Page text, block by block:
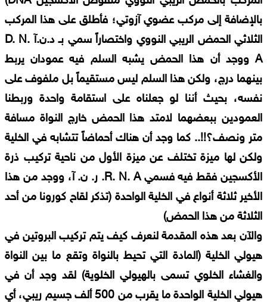
بالإضافة إلى مركب عضوي آزوتي؛ فأطلق على هذا المركب
الثلاثي الحمض الريبي النووي واختصاراً سمي بـ د.ن.آ D. N.
A ووجد أن هذا الحمض يشبه السلم فيه عمودان يربط
بينهما درج، ولكن هذا السلم ليس مستقيماً بل ملفوف على
نفسه، بحيث أننا لو جعلناه على استقامة واحدة وربطنا
العمودين ببعضهما لامتد هذا الحمض خارج النواة مسافة
متر ونصف؟!!.. كما وجد أن هناك أحماضاً تتشابه في الخلية
ولكن لها ميزة تختلف عن ميزة الأول من ناحية تركيب ذرة
الأكسجين فقط فيه فسمي R. N. A. ر. ن. آ، ووجد من هذا
الأخير ثلاثة أنواع في الخلية الواحدة (تذكر لقاح كورونا من أحد
الثلاثة من هذا الحمض)
والآن بعد هذه المقدمة لنعرف كيف يتم تركيب البروتين في
هيولي الخلية (المادة التي تحيط بالنواة وتقع ما بين النواة
والغشاء الخلوي تسمى بالهيولي الخلوية) لقد وجد أن في
هيولي الخلية الواحدة ما يقرب من 500 ألف جسيم ريبي، أي